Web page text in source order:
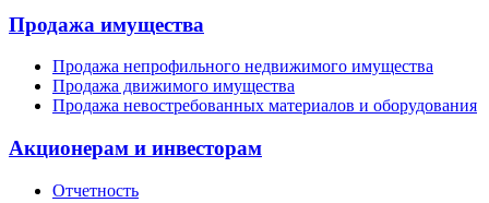
Продажа имущества
Продажа непрофильного недвижимого имущества
Продажа движимого имущества
Продажа невостребованных материалов и оборудования
Акционерам и инвесторам
Отчетность